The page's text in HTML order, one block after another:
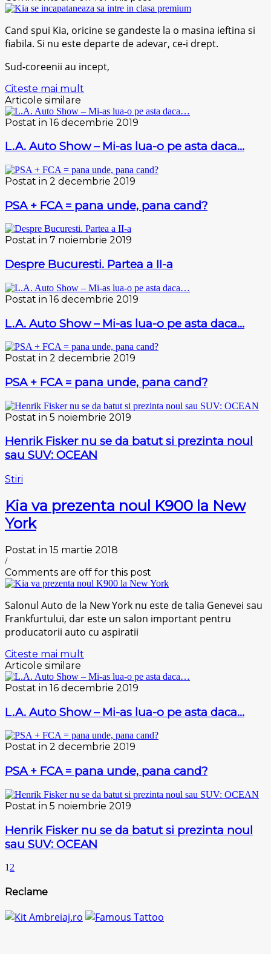
Cand spui Kia, oricine se gandeste la o masina ieftina si
fiabila. Si nu este departe de adevar, ce-i drept.
Sud-coreenii au incept,
Citeste mai mult
Articole similare
Postat in 16 decembrie 2019
L.A. Auto Show – Mi-as lua-o pe asta daca…
Postat in 2 decembrie 2019
PSA + FCA = pana unde, pana cand?
Postat in 7 noiembrie 2019
Despre Bucuresti. Partea a II-a
Postat in 16 decembrie 2019
L.A. Auto Show – Mi-as lua-o pe asta daca…
Postat in 2 decembrie 2019
PSA + FCA = pana unde, pana cand?
Postat in 5 noiembrie 2019
Henrik Fisker nu se da batut si prezinta noul
sau SUV: OCEAN
Stiri
Kia va prezenta noul K900 la New
York
Postat in 15 martie 2018
/
Comments are off for this post
Salonul Auto de la New York nu este de talia Genevei sau
Frankfurtului, dar este un salon important pentru
producatorii auto cu aspiratii
Citeste mai mult
Articole similare
Postat in 16 decembrie 2019
L.A. Auto Show – Mi-as lua-o pe asta daca…
Postat in 2 decembrie 2019
PSA + FCA = pana unde, pana cand?
Postat in 5 noiembrie 2019
Henrik Fisker nu se da batut si prezinta noul
sau SUV: OCEAN
1 2
Reclame